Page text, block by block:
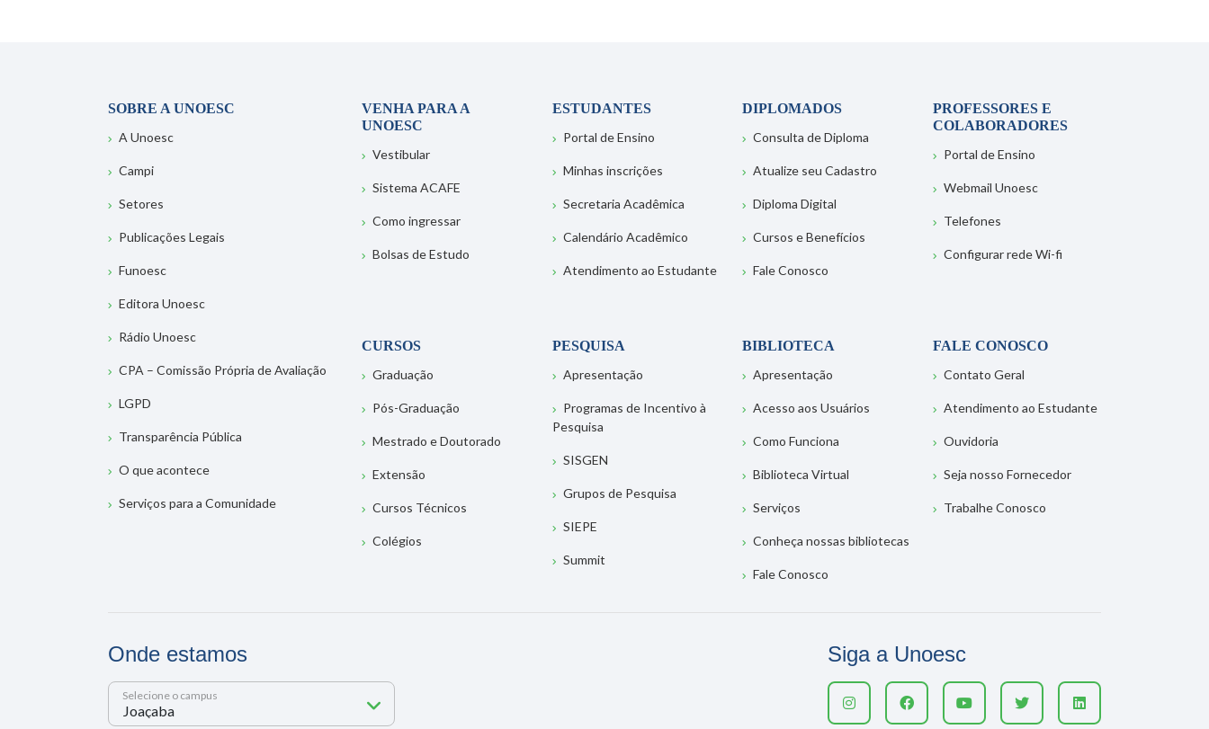
SOBRE A UNOESC
A Unoesc
Campi
Setores
Publicações Legais
Funoesc
Editora Unoesc
Rádio Unoesc
CPA – Comissão Própria de Avaliação
LGPD
Transparência Pública
O que acontece
Serviços para a Comunidade
VENHA PARA A
UNOESC
Vestibular
Sistema ACAFE
Como ingressar
Bolsas de Estudo
ESTUDANTES
Portal de Ensino
Minhas inscrições
Secretaria Acadêmica
Calendário Acadêmico
Atendimento ao Estudante
DIPLOMADOS
Consulta de Diploma
Atualize seu Cadastro
Diploma Digital
Cursos e Benefícios
Fale Conosco
PROFESSORES E
COLABORADORES
Portal de Ensino
Webmail Unoesc
Telefones
Configurar rede Wi-fi
CURSOS
Graduação
Pós-Graduação
Mestrado e Doutorado
Extensão
Cursos Técnicos
Colégios
PESQUISA
Apresentação
Programas de Incentivo à
Pesquisa
SISGEN
Grupos de Pesquisa
SIEPE
Summit
BIBLIOTECA
Apresentação
Acesso aos Usuários
Como Funciona
Biblioteca Virtual
Serviços
Conheça nossas bibliotecas
Fale Conosco
FALE CONOSCO
Contato Geral
Atendimento ao Estudante
Ouvidoria
Seja nosso Fornecedor
Trabalhe Conosco
Onde estamos
Selecione o campus
Siga a Unoesc